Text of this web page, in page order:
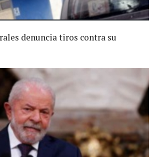
denuncia tiros contra su